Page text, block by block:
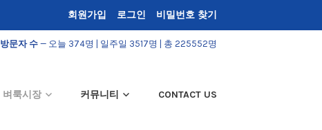
회원가입 로그인 비밀번호 찾기
방문자 수 — 오늘 374명 | 일주일 3517명 | 총 225552명
벼룩시장 커뮤니티 CONTACT US